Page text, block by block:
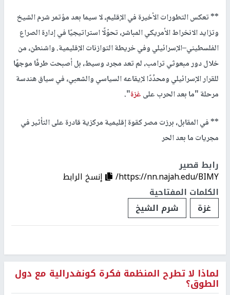
** تعكس التطورات الأخيرة في الإقليم، لا سيما بعد مؤتمر شرم الشيخ
وتزايد الانخراط الأمريكي المباشر، تحوّلًا استراتيجيًا في إدارة الصراع
الفلسطيني–الإسرائيلي وفي خريطة التوازنات الإقليمية. واشنطن، من
خلال دور مبعوثي ترامب، لم تعد مجرد وسيط، بل أصبحت طرفًا موجهًا
للقرار الإسرائيلي ومحدِّدًا لإيقاعه السياسي والشعبي، في سياق هندسة
مرحلة "ما بعد الحرب علىغزة".
** في المقابل، برزت مصر كقوة إقليمية مركزية قادرة على التأثير في
مجريات ما بعد الحر
رابط قصير
https://nn.najah.edu/BIMY/
إنسخ الرابط
الكلمات المفتاحية
غزة
شرم الشيخ
لماذا لا تطرح المنظمة فكرة كونفدرالية مع دول
الطوق؟